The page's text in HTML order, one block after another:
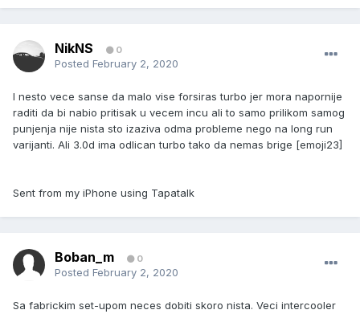
NikNS 0
Posted February 2, 2020
I nesto vece sanse da malo vise forsiras turbo jer mora napornije
raditi da bi nabio pritisak u vecem incu ali to samo prilikom samog
punjenja nije nista sto izaziva odma probleme nego na long run
varijanti. Ali 3.0d ima odlican turbo tako da nemas brige [emoji23]
Sent from my iPhone using Tapatalk
Boban_m 0
Posted February 2, 2020
Sa fabrickim set-upom neces dobiti skoro nista. Veci intercooler